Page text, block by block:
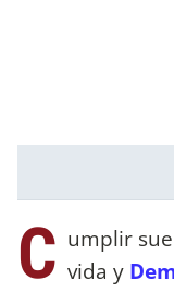
C umplir
vida y